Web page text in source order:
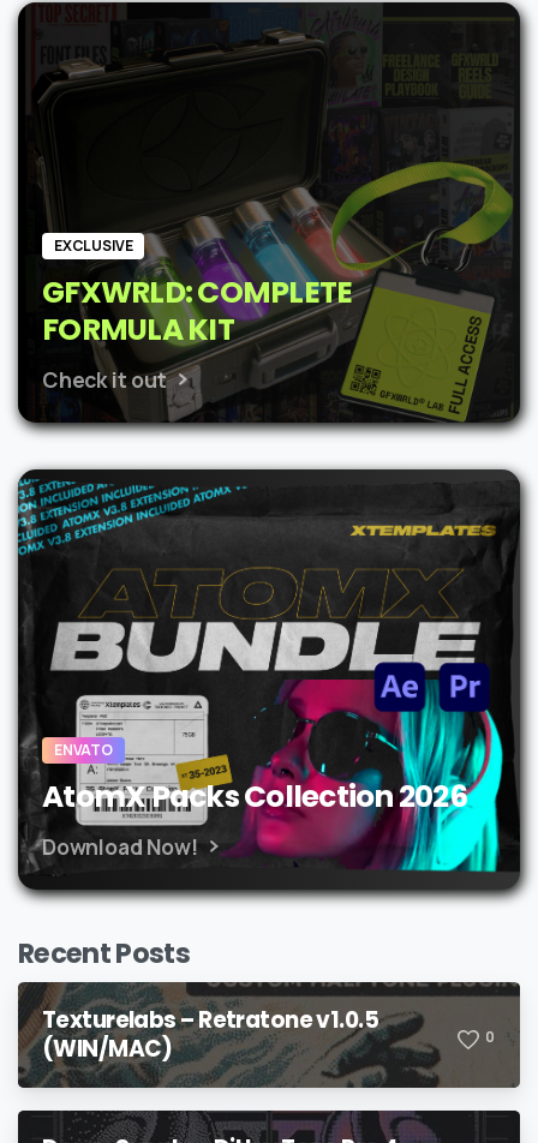
was:
$62.
is:
$48.
EXCLUSIVE
GFXWRLD: COMPLETE
FORMULA KIT
Check it out
ENVATO
AtomX Packs Collection 2026
Download Now!
Recent Posts
Texturelabs – Retratone v1.0.5
(WIN/MAC)
0